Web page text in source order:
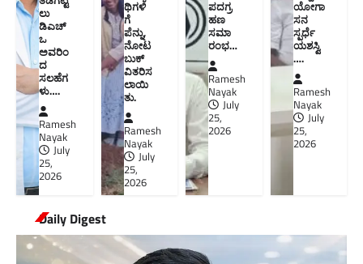
ಲು
ಡಿಎಚ್‌
ಒ
ಅವರಿಂ
ದ
ಸಲಹೆಗ
ಳು….
Ramesh
Nayak
July
25,
2026
ಥಿಗಳಿ
ಗೆ
ಪೆನ್ನು,
ನೋಟ
ಬುಕ್
ವಿತರಿಸ
ಲಾಯಿ
ತು.
Ramesh
Nayak
July
25,
2026
ಪದಗ್ರ
ಹಣ
ಸಮಾ
ರಂಭ…
Ramesh
Nayak
July
25,
2026
ಯೋಗಾ
ಸನ
ಸ್ಪರ್ಧೆ
ಯಶಸ್ವಿ
….
Ramesh
Nayak
July
25,
2026
Daily Digest